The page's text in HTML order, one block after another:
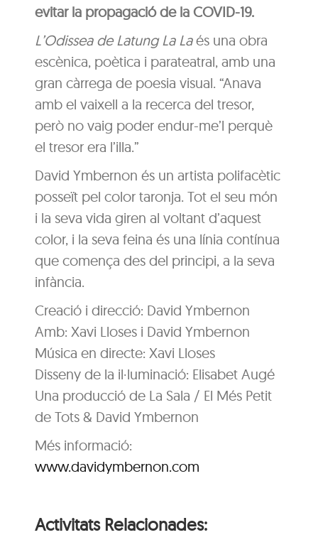
evitar la propagació de la COVID-19.
L’Odissea de Latung La Laés una obra
escènica, poètica i parateatral, amb una
gran càrrega de poesia visual. “Anava
amb el vaixell a la recerca del tresor,
però no vaig poder endur-me’l perquè
el tresor era l’illa.”
David Ymbernon és un artista polifacètic
posseït pel color taronja. Tot el seu món
i la seva vida giren al voltant d’aquest
color, i la seva feina és una línia contínua
que comença des del principi, a la seva
infància.
Creació i direcció: David Ymbernon
Amb: Xavi Lloses i David Ymbernon
Música en directe: Xavi Lloses
Disseny de la il·luminació: Elisabet Augé
Una producció de La Sala / El Més Petit
de Tots & David Ymbernon
Més informació:
www.davidymbernon.com
Activitats Relacionades: